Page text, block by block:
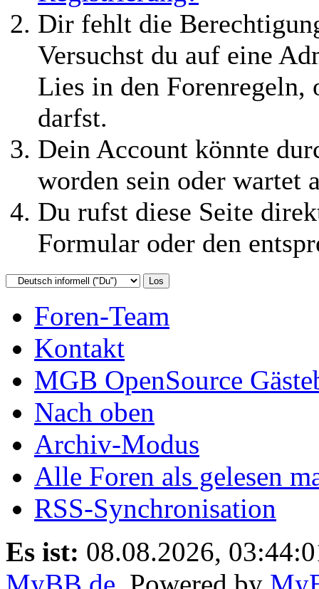
Dir fehlt die
Versuchst du auf eine
Lies in den Forenregeln,
darfst.
Dein Account könnte
worden sein oder wartet
Du rufst diese Seite
Formular oder den
Foren-Team
Kontakt
MGB OpenSource
Nach oben
Archiv-Modus
Alle Foren als gelesen
RSS-Synchronisation
Es ist: 08.08.2026,